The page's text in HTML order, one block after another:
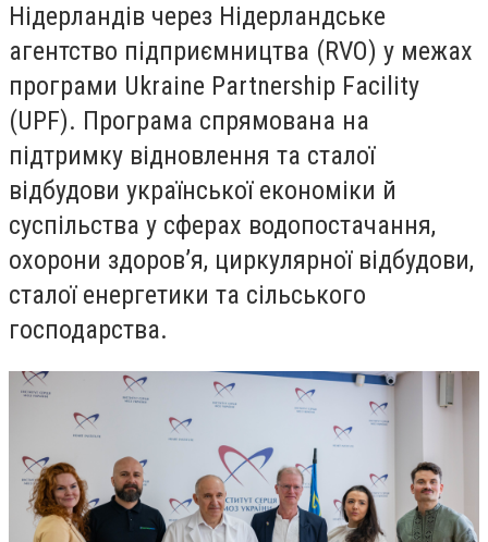
Нідерландів через Нідерландське
агентство підприємництва (RVO) у межах
програми Ukraine Partnership Facility
(UPF). Програма спрямована на
підтримку відновлення та сталої
відбудови української економіки й
суспільства у сферах водопостачання,
охорони здоров’я, циркулярної відбудови,
сталої енергетики та сільського
господарства.